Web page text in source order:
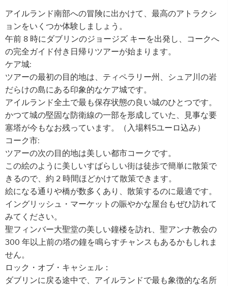
アイルランド南部への冒険に出かけて、最高のアトラクシ
ョンをいくつか体験しましょう。
午前 8 時にダブリンのジョージズ キーを出発し、コークへ
の完全ガイド付き日帰りツアーが始まります。
ケア城:
ツアーの最初の目的地は、ティペラリー州、シュア川の岩
だらけの島にある印象的なケア城です。
アイルランド全土で最も保存状態の良い城のひとつです。
かつて城の堅固な防衛線の一部を形成していた、見事な要
塞塔が今もなお残っています。（入場料5ユーロ込み）
コーク市:
ツアーの次の目的地は美しい都市コークです。
この絵のように美しいすばらしい街は徒歩で簡単に散策で
きるので、約 2 時間ほどかけて散策できます。
絵になる通りや橋が数多くあり、散策するのに最適です。
イングリッシュ・マーケットの賑やかな屋台もぜひ訪れて
みてください。
聖フィンバー大聖堂の美しい鐘楼を訪れ、聖アンナ教会の
300 年以上前の塔の鐘を鳴らすチャンスもあるかもしれま
せん。
ロック・オブ・キャシェル：
ダブリンに戻る途中で、アイルランドで最も象徴的な名所